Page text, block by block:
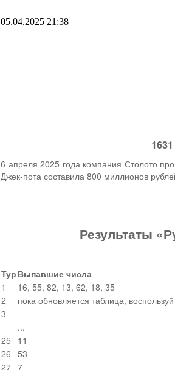
05.04.2025 21:38
6 апреля 2025 года компания Столото
Джек-пота составила 800 миллионов
Результаты
Тур Выпавшие числа
1
16, 55, 82, 13, 62, 18, 35
2
пока обновляется таблица,
3
...
25
11
26 53
27 7